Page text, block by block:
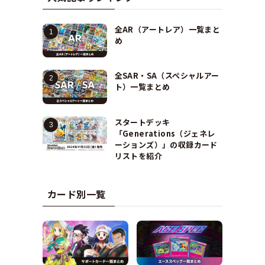
全AR（アートレア）一覧まと
め
全SAR・SA（スペシャルアー
ト）一覧まとめ
スタートデッキ
「Generations（ジェネレ
ーションズ）」の収録カード
リストを紹介
カード別一覧